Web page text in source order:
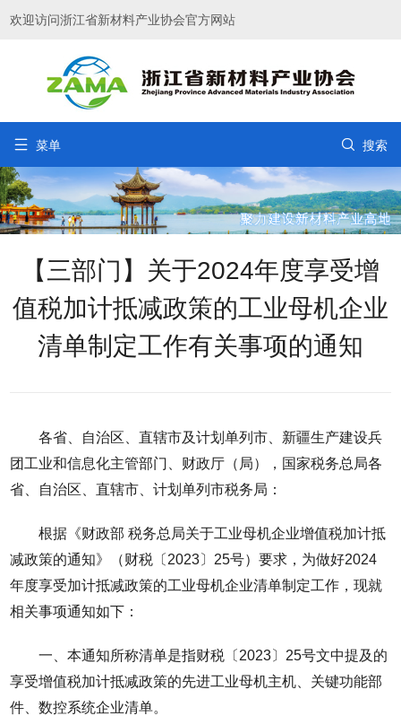
欢迎访问浙江省新材料产业协会官方网站
 菜单  搜索
【三部门】关于2024年度享受增
值税加计抵减政策的工业母机企业
清单制定工作有关事项的通知
各省、自治区、直辖市及计划单列市、新疆生产建设兵
团工业和信息化主管部门、财政厅（局），国家税务总局各
省、自治区、直辖市、计划单列市税务局：
根据《财政部 税务总局关于工业母机企业增值税加计抵
减政策的通知》（财税〔2023〕25号）要求，为做好2024
年度享受加计抵减政策的工业母机企业清单制定工作，现就
相关事项通知如下：
一、本通知所称清单是指财税〔2023〕25号文中提及的
享受增值税加计抵减政策的先进工业母机主机、关键功能部
件、数控系统企业清单。